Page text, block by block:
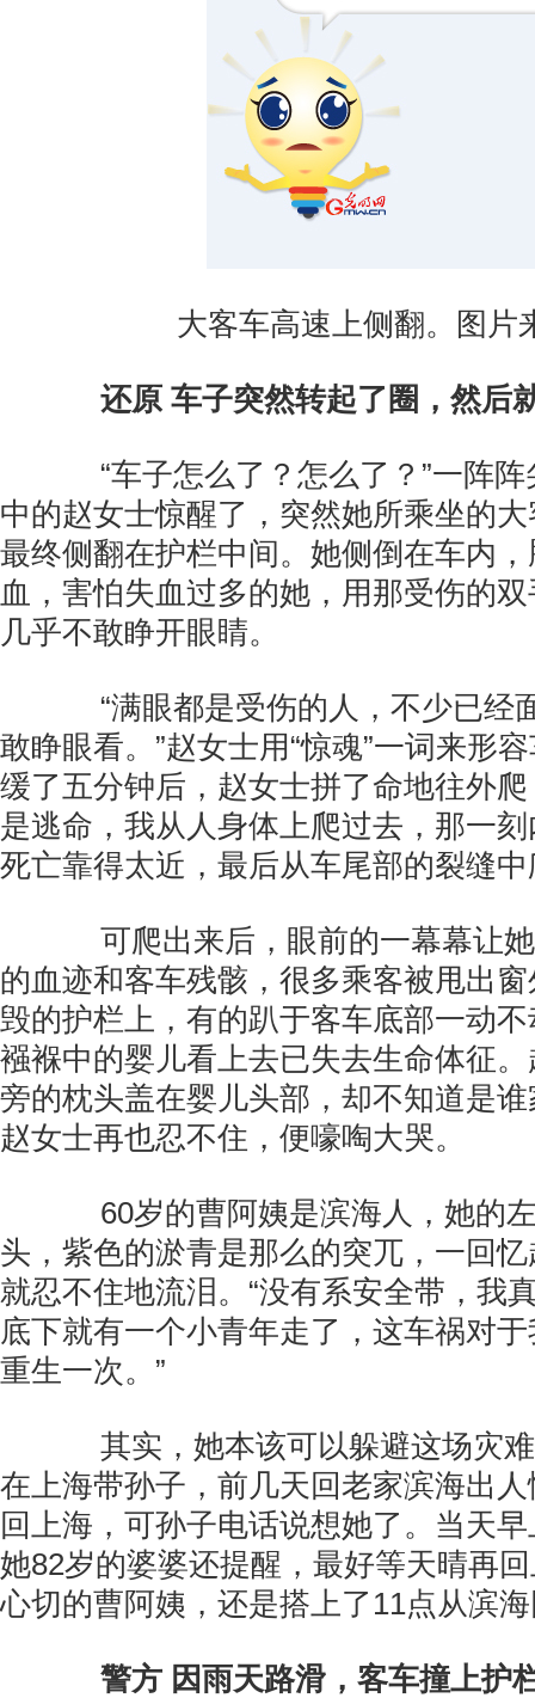
大客车高速上侧翻。图片
还原 车子突然转起了圈，然后
“车子怎么了？怎么了？”一阵阵
中的赵女士惊醒了，突然她所乘坐的
最终侧翻在护栏中间。她侧倒在车内
血，害怕失血过多的她，用那受伤的
几乎不敢睁开眼睛。
“满眼都是受伤的人，不少已经
敢睁眼看。”赵女士用“惊魂”一词来形
缓了五分钟后，赵女士拼了命地往外
是逃命，我从人身体上爬过去，那一
死亡靠得太近，最后从车尾部的裂缝中
可爬出来后，眼前的一幕幕让她
的血迹和客车残骸，很多乘客被甩出
毁的护栏上，有的趴于客车底部一动
襁褓中的婴儿看上去已失去生命体征
旁的枕头盖在婴儿头部，却不知道是
赵女士再也忍不住，便嚎啕大哭。
60岁的曹阿姨是滨海人，她的
头，紫色的淤青是那么的突兀，一回
就忍不住地流泪。“没有系安全带，我
底下就有一个小青年走了，这车祸对
重生一次。”
其实，她本该可以躲避这场灾难
在上海带孙子，前几天回老家滨海出
回上海，可孙子电话说想她了。当天
她82岁的婆婆还提醒，最好等天晴再
心切的曹阿姨，还是搭上了11点从滨
警方 因雨天路滑，客车撞上护